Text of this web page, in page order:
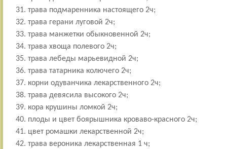
трава подмаренника настоящего 2ч;
трава герани луговой 2ч;
трава манжетки обыкновенной 2ч;
трава хвоща полевого 2ч;
трава лебеды марьевидной 2ч;
трава татарника колючего 2ч;
корни одуванчика лекарственного 2ч;
трава девясила высокого 2ч;
кора крушины ломкой 2ч;
плоды и цвет боярышника кроваво-красного 2ч;
цвет ромашки лекарственной 2ч;
трава вероника лекарственная 1 ч;